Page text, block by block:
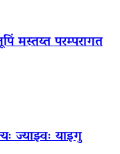
मस्तय्त परम्परागत
ज्याझ्वः याइगु